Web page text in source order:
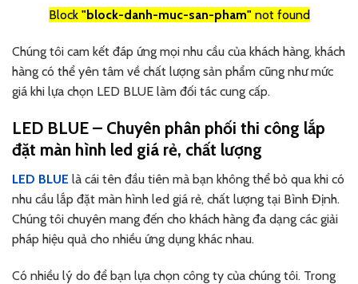
Block "block-danh-muc-san-pham"not found
Chúng tôi cam kết đáp ứng mọi nhu cầu của khách hàng, khách
hàng có thể yên tâm về chất lượng sản phẩm cũng như mức
giá khi lựa chọn LED BLUE làm đối tác cung cấp.
LED BLUE – Chuyên phân phối thi công lắp
đặt màn hình led giá rẻ, chất lượng
LED BLUE là cái tên đầu tiên mà bạn không thể bỏ qua khi có
nhu cầu lắp đặt màn hình led giá rẻ, chất lượng tại Bình Định.
Chúng tôi chuyên mang đến cho khách hàng đa dạng các giải
pháp hiệu quả cho nhiều ứng dụng khác nhau.
Có nhiều lý do để bạn lựa chọn công ty của chúng tôi. Trong